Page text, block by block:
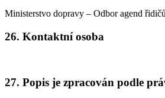
Ministerstvo dopravy – Odbor agend řidičů
26. Kontaktní osoba
27. Popis je zpracován podle